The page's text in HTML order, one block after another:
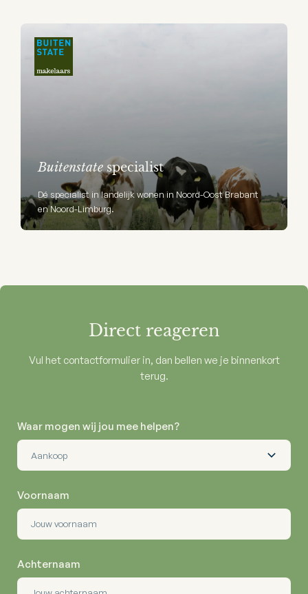
Buitenstatespecialist
Dé specialist in landelijk wonen in Noord-Oost Brabant
en Noord-Limburg.
Direct reageren
Vul het contactformulier in, dan bellen we je binnenkort
terug.
Waar mogen wij jou mee helpen?
Voornaam
Achternaam